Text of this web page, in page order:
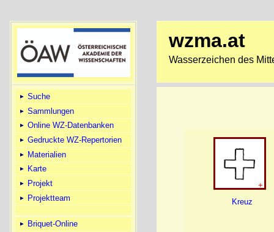
Suche
Sammlungen
Online WZ-Datenbanken
Gedruckte WZ-Repertorien
Materialien
Karte
Projekt
Projektteam
Briquet-Online
wzma.at
Wasserzeichen des
+
Kreuz